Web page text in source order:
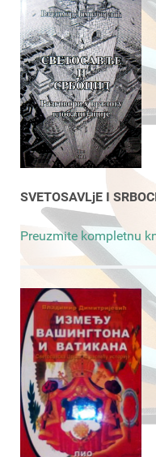
SVETOSAVLjE I
Preuzmite kompletnu